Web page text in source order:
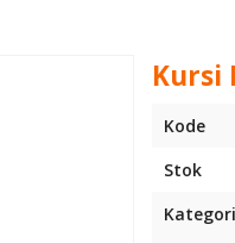
Kursi
Kode
Stok
Kategori